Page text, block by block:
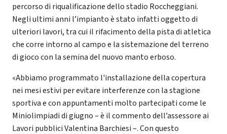
percorso di riqualificazione dello stadio Roccheggiani.
Negli ultimi anni l’impianto è stato infatti oggetto di
ulteriori lavori, tra cui il rifacimento della pista di atletica
che corre intorno al campo e la sistemazione del terreno
di gioco con la semina del nuovo manto erboso.
«Abbiamo programmato l'installazione della copertura
nei mesi estivi per evitare interferenze con la stagione
sportiva e con appuntamenti molto partecipati come le
Miniolimpiadi di giugno – è il commento dell’assessore ai
Lavori pubblici Valentina Barchiesi –. Con questo